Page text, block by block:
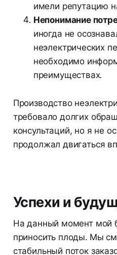
имели репутацию
Непонимание
иногда не
неэлектрических
необходимо
преимуществах.
Производство
требовало долгих
консультаций, но я не
продолжал двигаться
Успехи и
На данный момент мой
приносить плоды. Мы
стабильный поток